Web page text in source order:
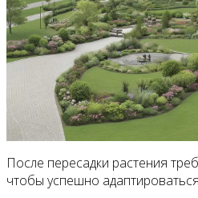
После пересадки растения
чтобы успешно